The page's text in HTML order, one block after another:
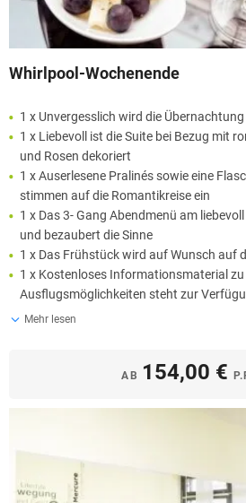
Whirlpool-Wochenende
1 x Unvergesslich wird die
1 x Liebevoll ist die Suite bei Bezug mit
und Rosen dekoriert
1 x Auserlesene Pralinés sowie eine
stimmen auf die Romantikreise ein
1 x Das 3- Gang Abendmenü am
und bezaubert die Sinne
1 x Das Frühstück wird auf Wunsch auf
1 x Kostenloses Informationsmaterial
Ausflugsmöglichkeiten steht zur
Mehr lesen
AB 154,00 €